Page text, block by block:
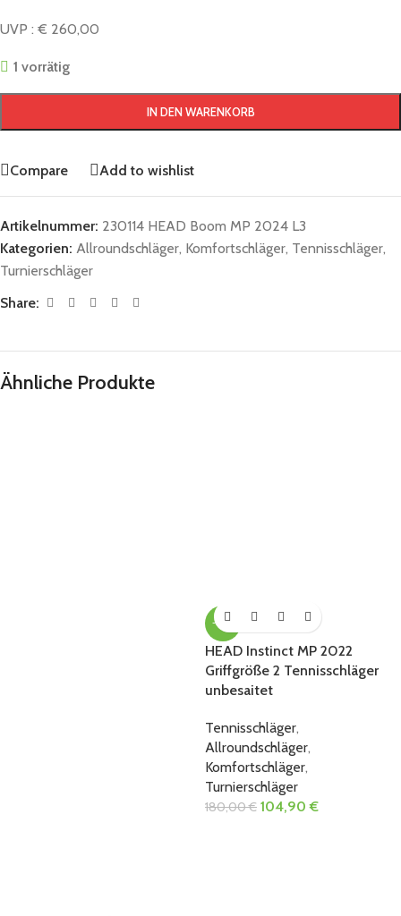
UVP : € 260,00
1 vorrätig
IN DEN WARENKORB
Compare Add to wishlist
Artikelnummer: 230114 HEAD Boom MP 2024 L3
Kategorien: Allroundschläger, Komfortschläger, Tennisschläger,
Turnierschläger
Share:
Ähnliche Produkte
-42%
HEAD Instinct MP 2022
Griffgröße 2 Tennisschläger
unbesaitet
Tennisschläger,
Allroundschläger,
Komfortschläger,
Turnierschläger
180,00€ 104,90€